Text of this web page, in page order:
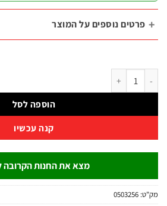
נוספים על המוצר
של סט אולר בוקסה
הוספה לסל
קנה עכשיו
מצא את החנות הקרובה לביתך
0503256